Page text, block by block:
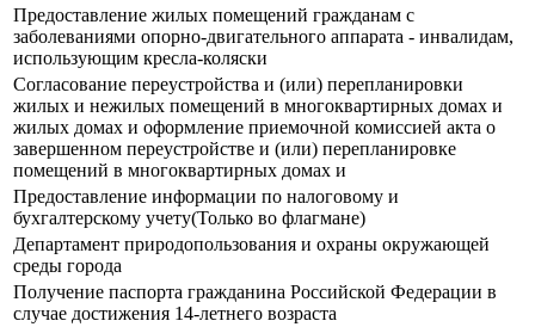
Предоставление жилых помещений гражданам с
заболеваниями опорно-двигательного аппарата - инвалидам,
использующим кресла-коляски
Согласование переустройства и (или) перепланировки
жилых и нежилых помещений в многоквартирных домах и
жилых домах и оформление приемочной комиссией акта о
завершенном переустройстве и (или) перепланировке
помещений в многоквартирных домах и
Предоставление информации по налоговому и
бухгалтерскому учету(Только во флагмане)
Департамент природопользования и охраны окружающей
среды города
Получение паспорта гражданина Российской Федерации в
случае достижения 14-летнего возраста